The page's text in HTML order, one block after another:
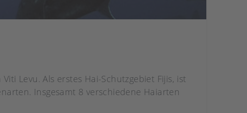
Levu. Als erstes Hai-Schutzgebiet Fijis, ist
Insgesamt 8 verschiedene Haiarten